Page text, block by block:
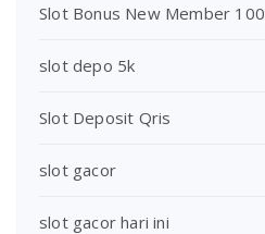
Slot Bonus New Member 100
slot depo 5k
Slot Deposit Qris
slot gacor
slot gacor hari ini